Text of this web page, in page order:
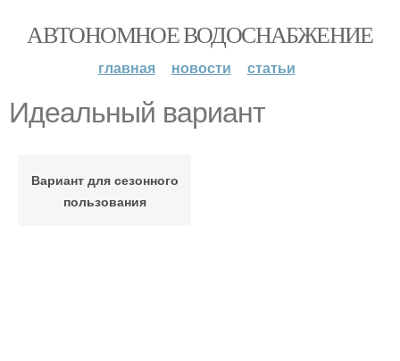
АВТОНОМНОЕ ВОДОСНАБЖЕНИЕ
главная новости статьи
Идеальный вариант
Вариант для сезонного
пользования